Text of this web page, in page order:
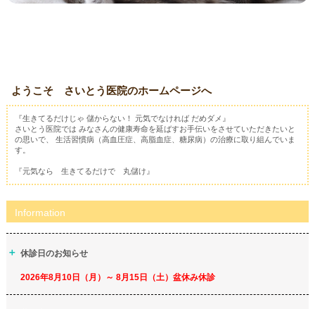
ようこそ さいとう医院のホームページへ
『生きてるだけじゃ 儲からない！ 元気でなければ だめダメ』
さいとう医院では みなさんの健康寿命を延ばすお手伝いをさせていただきたいと
の思いで、 生活習慣病（高血圧症、高脂血症、糖尿病）の治療に取り組んでいま
す。
『元気なら 生きてるだけで 丸儲け』
Information
休診日のお知らせ
2026年8月10日（月）～ 8月15日（土）盆休み休診